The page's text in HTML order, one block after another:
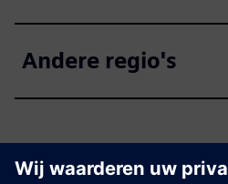
Andere regio's